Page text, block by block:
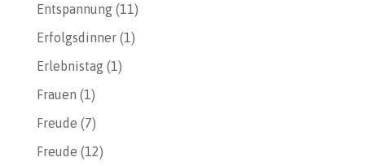
Entspannung(11)
Erfolgsdinner(1)
Erlebnistag(1)
Frauen (1)
Freude (7)
Freude (12)